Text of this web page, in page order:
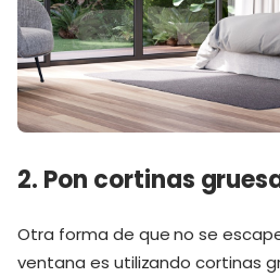
2. Pon cortinas
Otra forma de que no se
ventana es utilizando cortinas